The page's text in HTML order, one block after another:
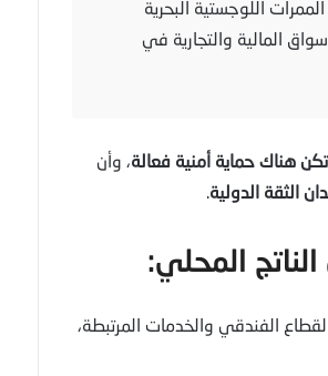
اللوجستية البحرية
المالية والتجارية في
هناك حماية أمنية فعالة، وأن
الثقة الدولية.
الفندقي والخدمات المرتبطة،